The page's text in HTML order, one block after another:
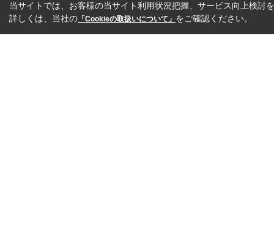
当サイトでは、お客様の当サイト利用状況把握、サービス向上検討
詳しくは、当社の 「Cookieの取扱いについて」 をご確認ください。